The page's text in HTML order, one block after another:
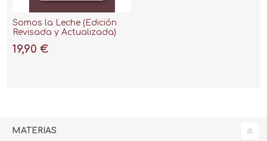
Somos la Leche (Edición
Revisada y Actualizada)
Mitos sobre la Lactancia"
19,90 €
MATERIAS